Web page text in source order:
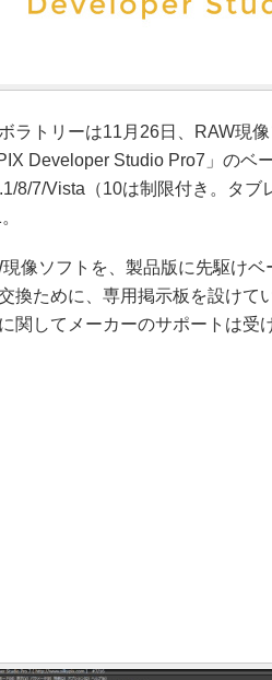
ラトリーは11月26日、RAW現
Developer Studio Pro7」のベ
8/7/Vista（10は制限付き。タブ
像ソフトを、製品版に先駆け
換ために、専用掲示板を設けて
関してメーカーのサポートは受